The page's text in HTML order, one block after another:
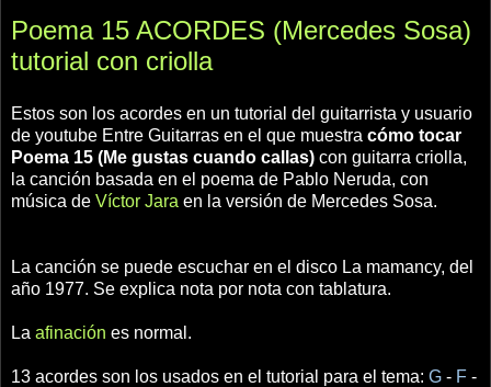
Poema 15 ACORDES (Mercedes Sosa)
tutorial con criolla
Estos son los acordes en un tutorial del guitarrista y usuario
de youtube Entre Guitarras en el que muestra cómo tocar
Poema 15 (Me gustas cuando callas) con guitarra criolla,
la canción basada en el poema de Pablo Neruda, con
música de Víctor Jara en la versión de Mercedes Sosa.
La canción se puede escuchar en el disco La mamancy, del
año 1977. Se explica nota por nota con tablatura.
La afinación es normal.
13 acordes son los usados en el tutorial para el tema: G - F -